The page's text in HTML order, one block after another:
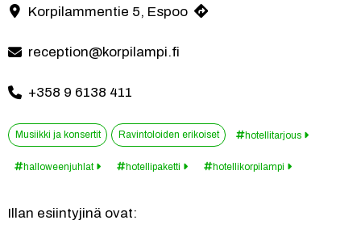
Tule juhlimaan kanssamme Halloweeniä
Yhteystiedot
Korpilammentie 5, Espoo
reception@korpilampi.fi
+358 9 6138 411
Musiikki ja konsertit Ravintoloiden erikoiset hotellitarjous
halloweenjuhlat hotellipaketti hotellikorpilampi
Illan esiintyjinä ovat: